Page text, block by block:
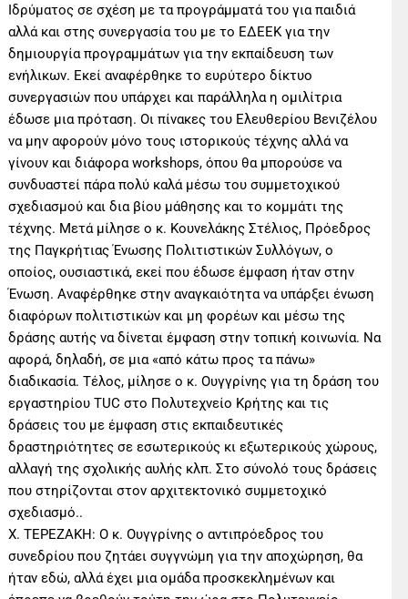
Ιδρύματος σε σχέση με τα προγράμματά του για παιδιά
αλλά και στης συνεργασία του με το ΕΔΕΕΚ για την
δημιουργία προγραμμάτων για την εκπαίδευση των
ενήλικων. Εκεί αναφέρθηκε το ευρύτερο δίκτυο
συνεργασιών που υπάρχει και παράλληλα η ομιλίτρια
έδωσε μια πρόταση. Οι πίνακες του Ελευθερίου Βενιζέλου
να μην αφορούν μόνο τους ιστορικούς τέχνης αλλά να
γίνουν και διάφορα workshops, όπου θα μπορούσε να
συνδυαστεί πάρα πολύ καλά μέσω του συμμετοχικού
σχεδιασμού και δια βίου μάθησης και το κομμάτι της
τέχνης. Μετά μίλησε ο κ. Κουνελάκης Στέλιος, Πρόεδρος
της Παγκρήτιας Ένωσης Πολιτιστικών Συλλόγων, ο
οποίος, ουσιαστικά, εκεί που έδωσε έμφαση ήταν στην
Ένωση. Αναφέρθηκε στην αναγκαιότητα να υπάρξει ένωση
διαφόρων πολιτιστικών και μη φορέων και μέσω της
δράσης αυτής να δίνεται έμφαση στην τοπική κοινωνία. Να
αφορά, δηλαδή, σε μια «από κάτω προς τα πάνω»
διαδικασία. Τέλος, μίλησε ο κ. Ουγγρίνης για τη δράση του
εργαστηρίου TUC στο Πολυτεχνείο Κρήτης και τις
δράσεις του με έμφαση στις εκπαιδευτικές
δραστηριότητες σε εσωτερικούς κι εξωτερικούς χώρους,
αλλαγή της σχολικής αυλής κλπ. Στο σύνολό τους δράσεις
που στηρίζονται στον αρχιτεκτονικό συμμετοχικό
σχεδιασμό..
Χ. ΤΕΡΕΖΑΚΗ: Ο κ. Ουγγρίνης ο αντιπρόεδρος του
συνεδρίου που ζητάει συγγνώμη για την αποχώρηση, θα
ήταν εδώ, αλλά έχει μια ομάδα προσκεκλημένων και